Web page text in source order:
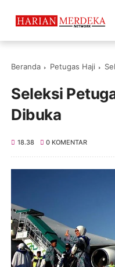
Beranda Petugas Haji
Seleksi
Dibuka
18.38 0 KOMENTAR